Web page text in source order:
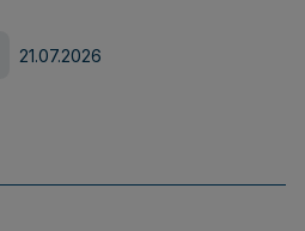
21.07.2026